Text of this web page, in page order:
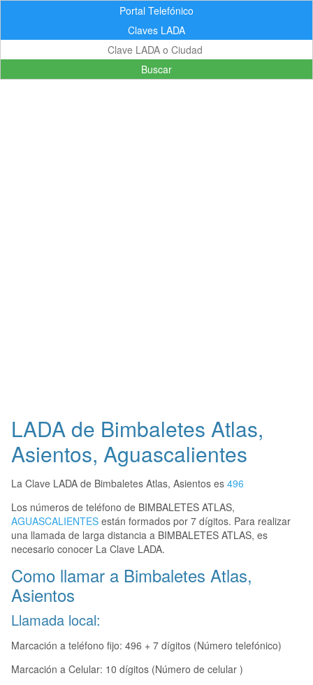
Portal Telefónico
Claves LADA
Buscar
LADA de Bimbaletes Atlas,
Asientos, Aguascalientes
La Clave LADA de Bimbaletes Atlas, Asientos es 496
Los números de teléfono de BIMBALETES ATLAS,
AGUASCALIENTES están formados por 7 dígitos. Para realizar
una llamada de larga distancia a BIMBALETES ATLAS, es
necesario conocer La Clave LADA.
Como llamar a Bimbaletes Atlas,
Asientos
Llamada local:
Marcación a teléfono fijo: 496 + 7 dígitos (Número telefónico)
Marcación a Celular: 10 dígitos (Número de celular )